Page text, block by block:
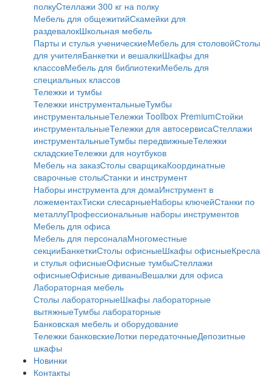
полкуCтеллажи 300 кг на полку
Мебель для общежитийСкамейки для
раздевалокШкольная мебель
Парты и стулья ученическиеМебель для столовойСтолы
для учителяБанкетки и вешалкиШкафы для
классовМебель для библиотекиМебель для
специальных классов
Тележки и тумбы
Тележки инструментальныеТумбы
инструментальныеТележки Toollbox PremiumСтойки
инструментальныеТележки для автосервисаСтеллажи
инструментальныеТумбы передвижныеТележки
складскиеТележки для ноутбуков
Мебель на заказСтолы сварщикаКоординатные
сварочные столыСтанки и инструмент
Наборы инструмента для домаИнструмент в
ложементахТиски слесарныеНаборы ключейСтанки по
металлуПрофессиональные наборы инструментов
Мебель для офиса
Мебель для персоналаМногоместные
секцииБанкеткиСтолы офисныеШкафы офисныеКресла
и стулья офисныеОфисные тумбыСтеллажи
офисныеОфисные диваныВешалки для офиса
Лабораторная мебель
Столы лабораторныеШкафы лабораторные
вытяжныеТумбы лабораторные
Банковская мебель и оборудование
Тележки банковскиеЛотки передаточныеДепозитные
шкафы
Новинки
Контакты